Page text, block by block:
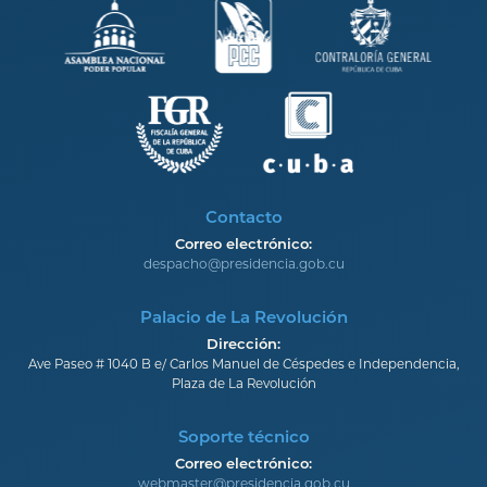
Contacto
Correo electrónico:
despacho@presidencia.gob.cu
Palacio de La Revolución
Dirección:
Ave Paseo # 1040 B e/ Carlos Manuel de Céspedes e Independencia,
Plaza de La Revolución
Soporte técnico
Correo electrónico:
webmaster@presidencia.gob.cu